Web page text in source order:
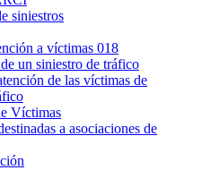
siniestros
a víctimas 018
un siniestro de tráfico
de las víctimas de
Víctimas
a asociaciones de